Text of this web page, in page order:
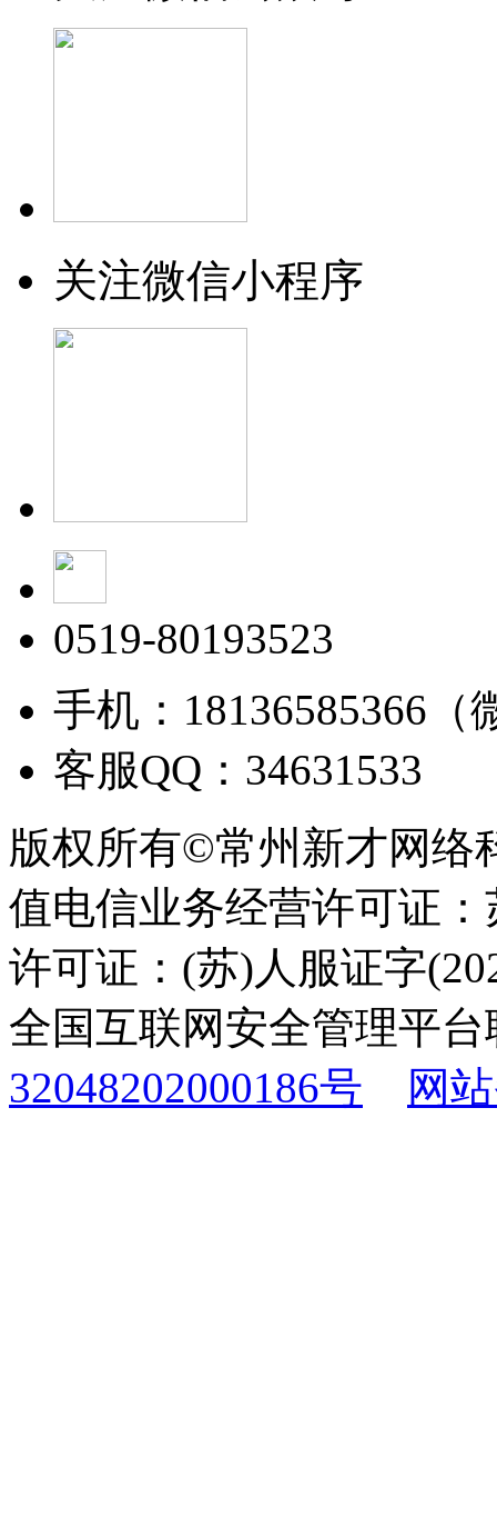
关注微信小程序
0519-80193523
手机：18136585366（
客服QQ：34631533
版权所有©常州新才网络
值电信业务经营许可证
许可证：(苏)人服证字
全国互联网安全管理平
32048202000186号
网